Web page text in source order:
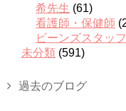
希先生 (61)
看護師・保健師
ビーンズスタッフ
未分類 (591)
過去のブログ